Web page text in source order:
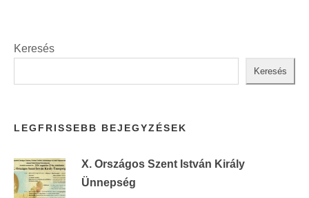
Keresés
Keresés
LEGFRISSEBB BEJEGYZÉSEK
X. Országos Szent István Király
Ünnepség